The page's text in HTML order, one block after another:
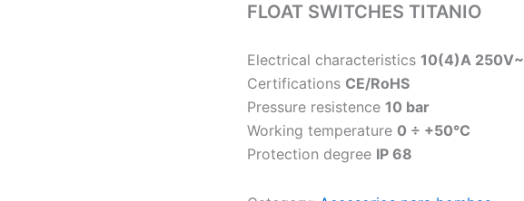
FLOAT SWITCHES TITANIO
Electrical characteristics 10(4)A 250V~
Certifications CE/RoHS
Pressure resistence 10 bar
Working temperature 0 ÷ +50°C
Protection degree IP 68